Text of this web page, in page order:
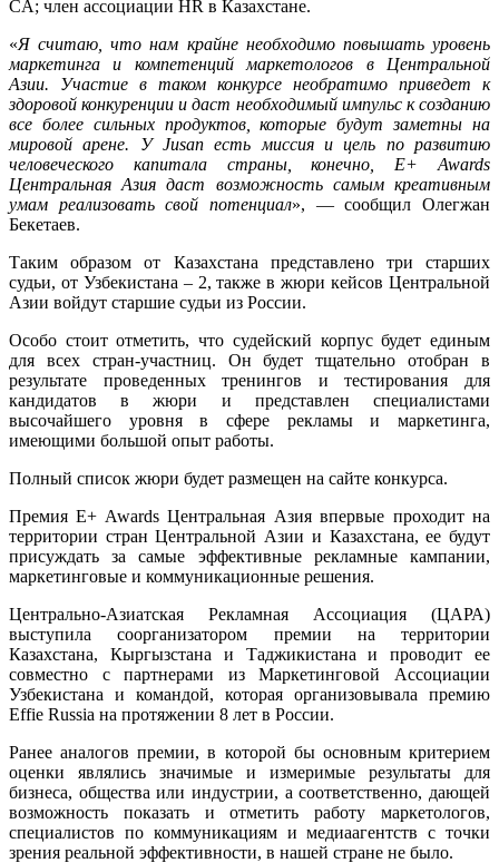
CA; член ассоциации HR в Казахстане.
«Я считаю, что нам крайне необходимо повышать уровень
маркетинга и компетенций маркетологов в Центральной
Азии. Участие в таком конкурсе необратимо приведет к
здоровой конкуренции и даст необходимый импульс к созданию
все более сильных продуктов, которые будут заметны на
мировой арене. У Jusan есть миссия и цель по развитию
человеческого капитала страны, конечно, E+ Awards
Центральная Азия даст возможность самым креативным
умам реализовать свой потенциал», — сообщил Олегжан
Бекетаев.
Таким образом от Казахстана представлено три старших
судьи, от Узбекистана – 2, также в жюри кейсов Центральной
Азии войдут старшие судьи из России.
Особо стоит отметить, что судейский корпус будет единым
для всех стран-участниц. Он будет тщательно отобран в
результате проведенных тренингов и тестирования для
кандидатов в жюри и представлен специалистами
высочайшего уровня в сфере рекламы и маркетинга,
имеющими большой опыт работы.
Полный список жюри будет размещен на сайте конкурса.
Премия E+ Awards Центральная Азия впервые проходит на
территории стран Центральной Азии и Казахстана, ее будут
присуждать за самые эффективные рекламные кампании,
маркетинговые и коммуникационные решения.
Центрально-Азиатская Рекламная Ассоциация (ЦАРА)
выступила соорганизатором премии на территории
Казахстана, Кыргызстана и Таджикистана и проводит ее
совместно с партнерами из Маркетинговой Ассоциации
Узбекистана и командой, которая организовывала премию
Effie Russia на протяжении 8 лет в России.
Ранее аналогов премии, в которой бы основным критерием
оценки являлись значимые и измеримые результаты для
бизнеса, общества или индустрии, а соответственно, дающей
возможность показать и отметить работу маркетологов,
специалистов по коммуникациям и медиаагентств с точки
зрения реальной эффективности, в нашей стране не было.